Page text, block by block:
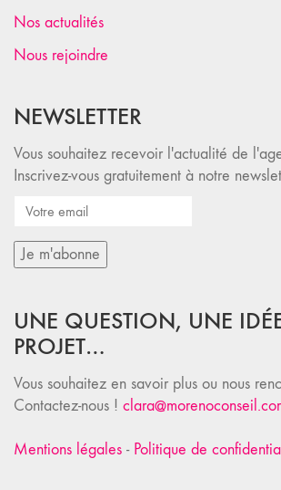
Nos actualités
Nous rejoindre
NEWSLETTER
Vous souhaitez recevoir l'actualité de
Inscrivez-vous gratuitement à notre
UNE QUESTION, UNE
PROJET…
Vous souhaitez en savoir plus ou nous
Contactez-nous !
Mentions légales - Politique de